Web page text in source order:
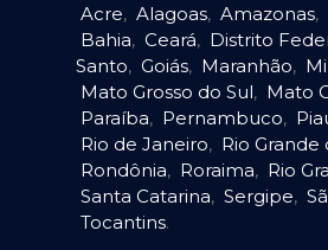
Acre, Alagoas, Amazonas,
Bahia, Ceará, Distrito
Santo, Goiás, Maranhão,
Mato Grosso do Sul, Mato
Paraíba, Pernambuco,
Rio de Janeiro, Rio
Rondônia, Roraima, Rio
Santa Catarina, Sergipe,
Tocantins.